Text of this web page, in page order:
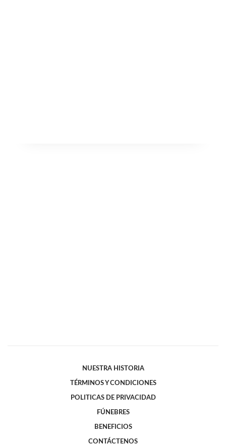
NUESTRA HISTORIA
TÉRMINOS Y CONDICIONES
POLITICAS DE PRIVACIDAD
FÚNEBRES
BENEFICIOS
CONTÁCTENOS